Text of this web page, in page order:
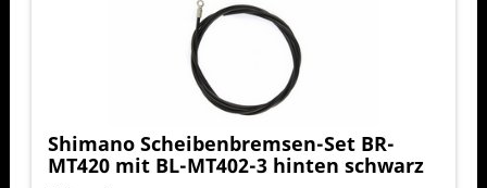
Shimano Scheibenbremsen-Set BR-
MT420 mit BL-MT402-3 hinten schwarz